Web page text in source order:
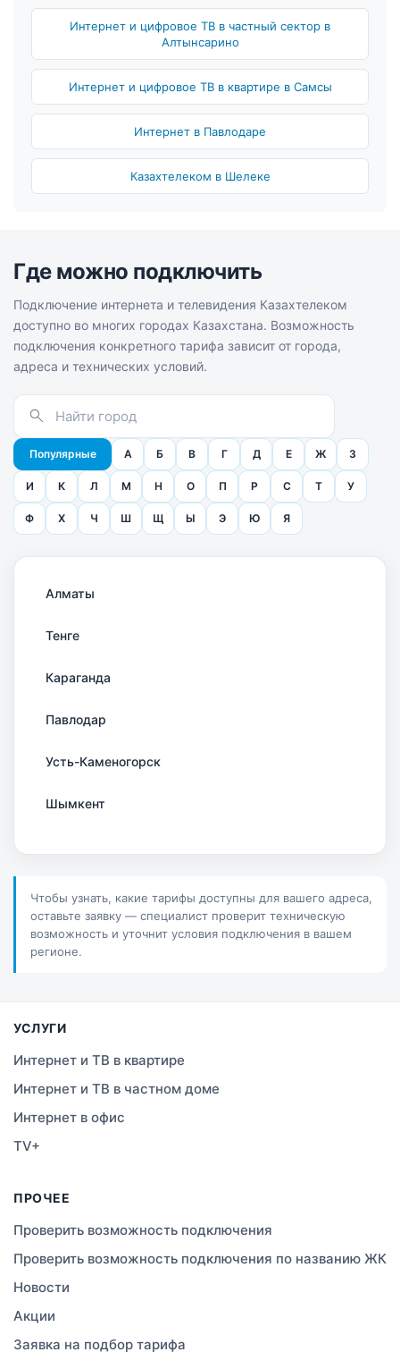
Интернет и цифровое ТВ в частный сектор в
Алтынсарино
Интернет и цифровое ТВ в квартире в Самсы
Интернет в Павлодаре
Казахтелеком в Шелекe
Где можно подключить
Подключение интернета и телевидения Казахтелеком
доступно во многих городах Казахстана. Возможность
подключения конкретного тарифа зависит от города,
адреса и технических условий.
Популярные А Б В Г Д Е Ж З
И К Л М Н О П Р С Т У
Ф Х Ч Ш Щ Ы Э Ю Я
Алматы
Тенге
Караганда
Павлодар
Усть-Каменогорск
Шымкент
Петропавловск
Темиртау
Тараз
Правда
Свободное
Чтобы узнать, какие тарифы доступны для вашего адреса,
оставьте заявку — специалист проверит техническую
возможность и уточнит условия подключения в вашем
регионе.
УСЛУГИ
Интернет и ТВ в квартире
Интернет и ТВ в частном доме
Интернет в офис
TV+
ПРОЧЕЕ
Проверить возможность подключения
Проверить возможность подключения по названию ЖК
Новости
Акции
Заявка на подбор тарифа